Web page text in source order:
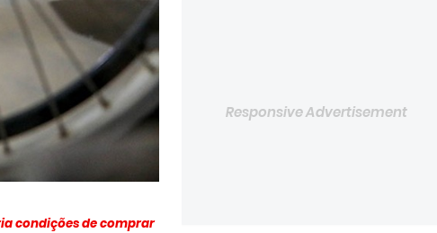
condições de comprar
Responsive Advertisement